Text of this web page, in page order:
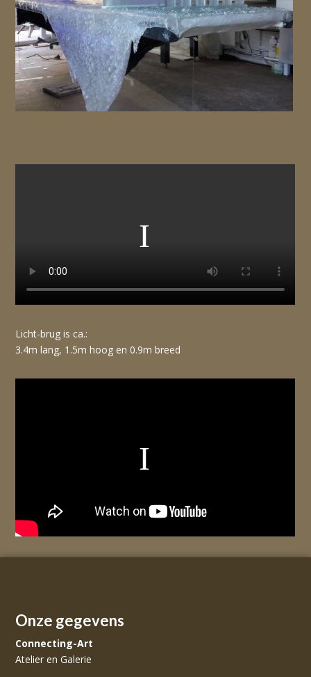
Licht-brug is ca.:
3.4m lang, 1.5m hoog en 0.9m breed
Onze gegevens
Connecting-Art
Atelier en Galerie